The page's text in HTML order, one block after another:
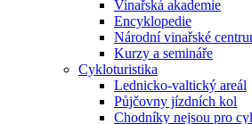
Vinařská akademie
Encyklopedie
Národní vinařské
Kurzy a semináře
Cykloturistika
Lednicko-valtický areál
Půjčovny jízdních kol
Chodníky nejsou pro